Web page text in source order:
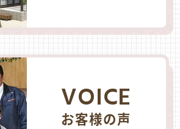
VOICE
お客様の声